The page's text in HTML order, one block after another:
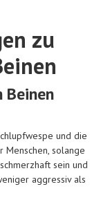
zu
Beinen
und die
solange
sein und
aggressiv als